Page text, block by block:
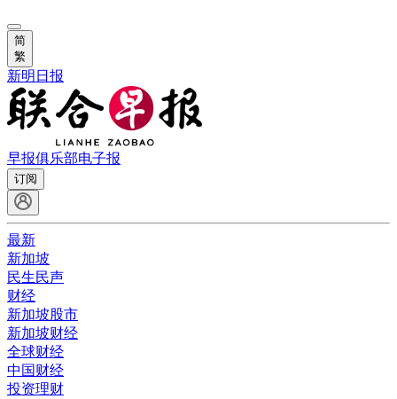
简
繁
新明日报
早报俱乐部电子报
订阅
最新
新加坡
民生民声
财经
新加坡股市
新加坡财经
全球财经
中国财经
投资理财